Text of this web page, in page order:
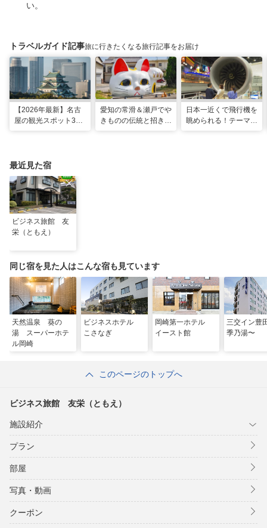
い。
トラベルガイド記事旅に行きたくなる旅行記事をお届け
【2026年最新】名古
屋の観光スポット34
愛知の常滑＆瀬戸でや
きものの伝統と招き猫
日本一近くで飛行機を
眺められる！テーマパ
最近見た宿
ビジネス旅館 友
栄（ともえ）
同じ宿を見た人はこんな宿も見ています
天然温泉 葵の
湯 スーパーホテ
ル岡崎
ビジネスホテル
こさなぎ
岡崎第一ホテル
イースト館
三交イン豊
季乃湯〜
このページのトップへ
ビジネス旅館 友栄（ともえ）
施設紹介
プラン
部屋
写真・動画
クーポン